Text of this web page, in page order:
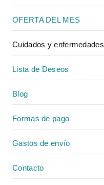
OFERTA DEL MES
Cuidados y enfermedades
Lista de Deseos
Blog
Formas de pago
Gastos de envío
Contacto